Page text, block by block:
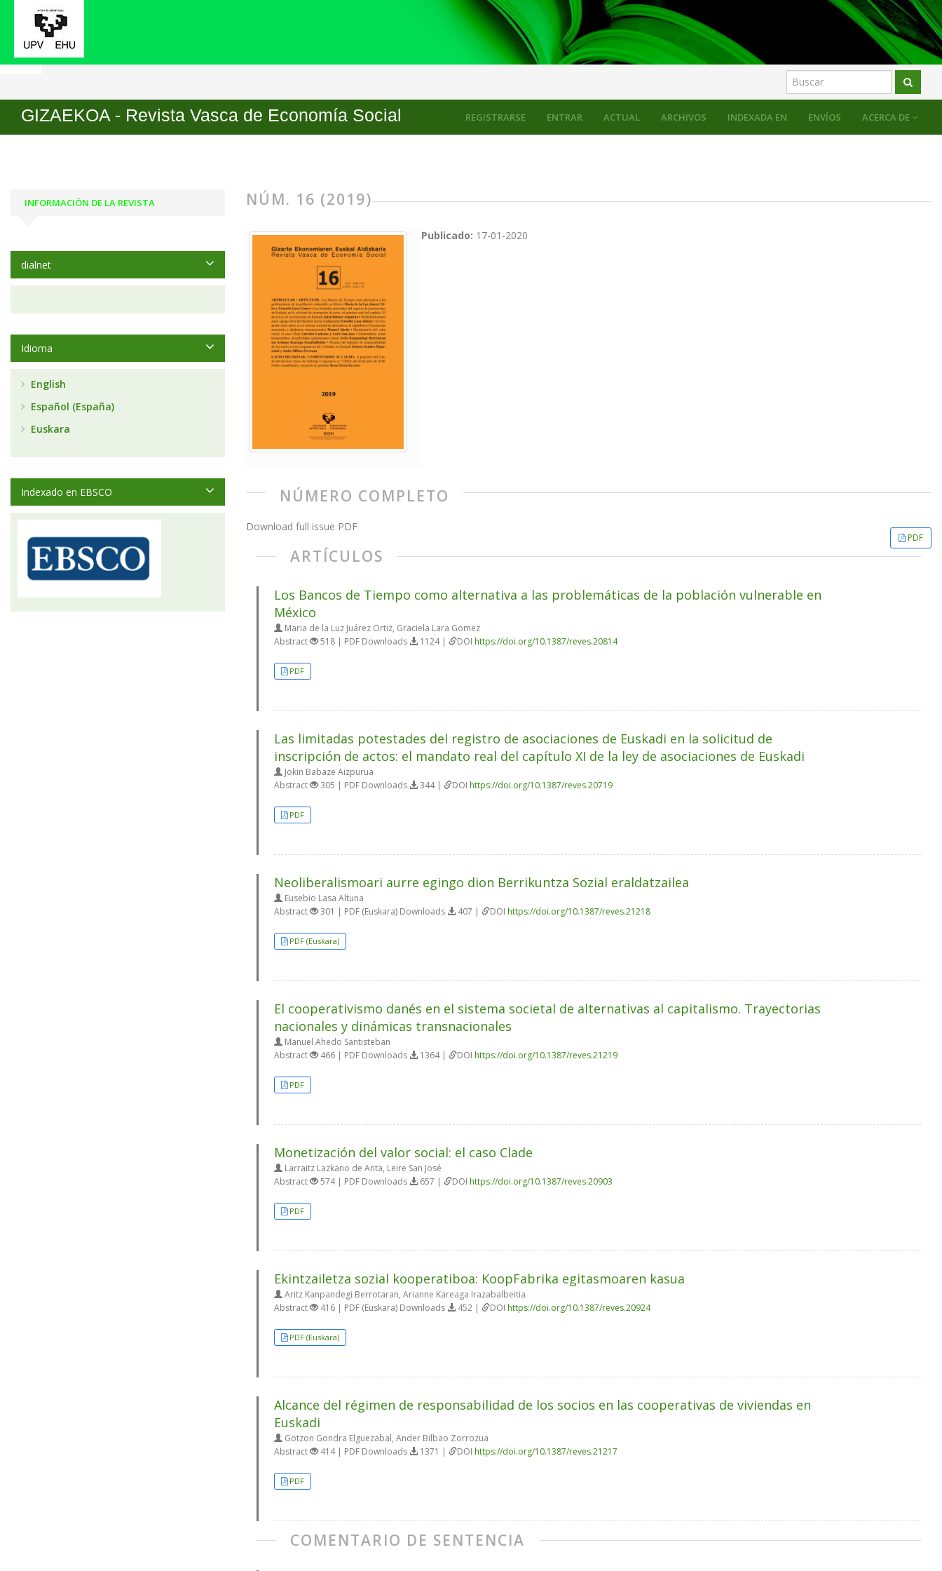
ACTUAL ARCHIVOS INDEXADA EN ENVÍOS ACERCA DE
REGISTRARSE ENTRAR
GIZAEKOA - Revista Vasca de Economía Social
Inicio Archivos Núm. 16 (2019)
NÚM. 16 (2019)
Publicado: 17-01-2020
NÚMERO COMPLETO
Download full issue PDF
PDF
ARTÍCULOS
Los Bancos de Tiempo como alternativa a las problemáticas de la población vulnerable en
México
Maria de la Luz Juárez Ortiz, Graciela Lara Gomez
Abstract
518 | PDF Downloads 1124 | DOI https://doi.org/10.1387/reves.20814
PDF
Las limitadas potestades del registro de asociaciones de Euskadi en la solicitud de
inscripción de actos: el mandato real del capítulo XI de la ley de asociaciones de Euskadi
Jokin Babaze Aizpurua
Abstract
305 | PDF Downloads 344 | DOI https://doi.org/10.1387/reves.20719
PDF
Neoliberalismoari aurre egingo dion Berrikuntza Sozial eraldatzailea
Eusebio Lasa Altuna
Abstract
301 | PDF (Euskara) Downloads 407 | DOI https://doi.org/10.1387/reves.21218
PDF (Euskara)
El cooperativismo danés en el sistema societal de alternativas al capitalismo. Trayectorias
nacionales y dinámicas transnacionales
Manuel Ahedo Santisteban
Abstract
466 | PDF Downloads 1364 | DOI https://doi.org/10.1387/reves.21219
PDF
Monetización del valor social: el caso Clade
Larraitz Lazkano de Anta, Leire San José
Abstract
574 | PDF Downloads 657 | DOI https://doi.org/10.1387/reves.20903
PDF
Ekintzailetza sozial kooperatiboa: KoopFabrika egitasmoaren kasua
Aritz Kanpandegi Berrotaran, Arianne Kareaga Irazabalbeitia
Abstract
416 | PDF (Euskara) Downloads 452 | DOI https://doi.org/10.1387/reves.20924
PDF (Euskara)
Alcance del régimen de responsabilidad de los socios en las cooperativas de viviendas en
Euskadi
Gotzon Gondra Elguezabal, Ander Bilbao Zorrozua
Abstract
414 | PDF Downloads 1371 | DOI https://doi.org/10.1387/reves.21217
PDF
COMENTARIO DE SENTENCIA
INFORMACIÓN DE LA REVISTA
dialnet
Idioma
English
Español (España)
Euskara
Indexado en EBSCO